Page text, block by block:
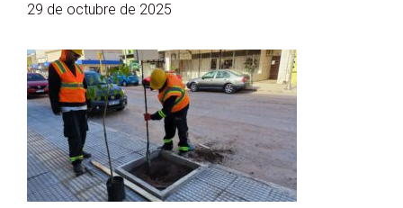
29 de octubre de 2025